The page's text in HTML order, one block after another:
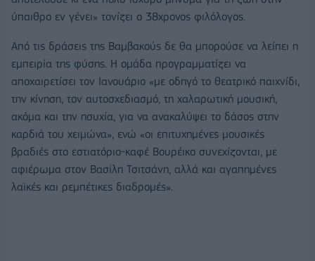
ύπαιθρο εν γένει» τονίζει ο 38χρονος φιλόλογος.
Από τις δράσεις της Βαμβακούς δε θα μπορούσε να λείπει η
εμπειρία της φύσης. Η ομάδα προγραμματίζει να
αποχαιρετίσει τον Ιανουάριο «με οδηγό το θεατρικό παιχνίδι,
την κίνηση, τον αυτοσχεδιασμό, τη χαλαρωτική μουσική,
ακόμα και την ησυχία, για να ανακαλύψει το δάσος στην
καρδιά του χειμώνα», ενώ «οι επιτυχημένες μουσικές
βραδιές στο εστιατόριο-καφέ Βουρέικο συνεχίζονται, με
αφιέρωμα στον Βασίλη Τσιτσάνη, αλλά και αγαπημένες
λαϊκές και ρεμπέτικες διαδρομές».